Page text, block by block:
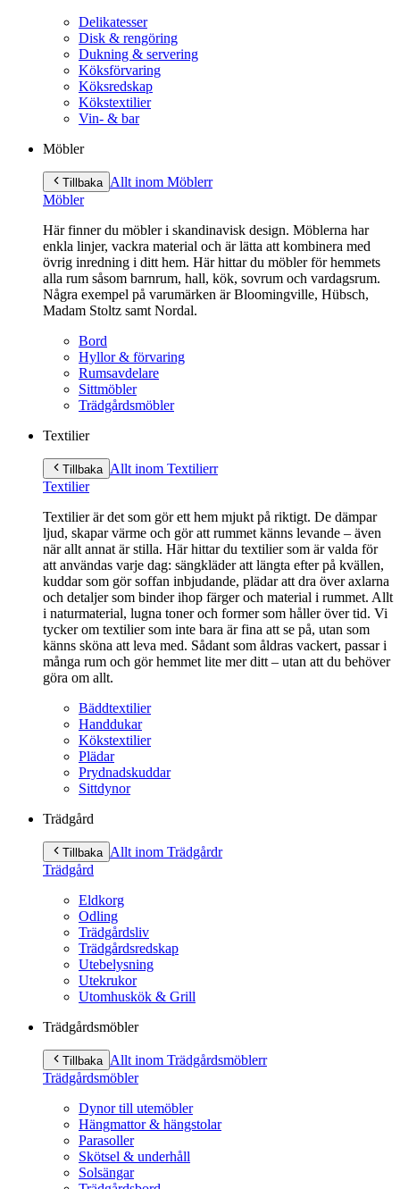
Delikatesser
Disk & rengöring
Dukning & servering
Köksförvaring
Köksredskap
Kökstextilier
Vin- & bar
Möbler
Tillbaka Allt inom Möblerr
Möbler
Här finner du möbler i skandinavisk design. Möblerna har
enkla linjer, vackra material och är lätta att kombinera med
övrig inredning i ditt hem. Här hittar du möbler för hemmets
alla rum såsom barnrum, hall, kök, sovrum och vardagsrum.
Några exempel på varumärken är Bloomingville, Hübsch,
Madam Stoltz samt Nordal.
Bord
Hyllor & förvaring
Rumsavdelare
Sittmöbler
Trädgårdsmöbler
Textilier
Tillbaka Allt inom Textilierr
Textilier
Textilier är det som gör ett hem mjukt på riktigt. De dämpar
ljud, skapar värme och gör att rummet känns levande – även
när allt annat är stilla. Här hittar du textilier som är valda för
att användas varje dag: sängkläder att längta efter på kvällen,
kuddar som gör soffan inbjudande, plädar att dra över axlarna
och detaljer som binder ihop färger och material i rummet. Allt
i naturmaterial, lugna toner och former som håller över tid. Vi
tycker om textilier som inte bara är fina att se på, utan som
känns sköna att leva med. Sådant som åldras vackert, passar i
många rum och gör hemmet lite mer ditt – utan att du behöver
göra om allt.
Bäddtextilier
Handdukar
Kökstextilier
Plädar
Prydnadskuddar
Sittdynor
Trädgård
Tillbaka Allt inom Trädgårdr
Trädgård
Eldkorg
Odling
Trädgårdsliv
Trädgårdsredskap
Utebelysning
Utekrukor
Utomhuskök & Grill
Trädgårdsmöbler
Tillbaka Allt inom Trädgårdsmöblerr
Trädgårdsmöbler
Dynor till utemöbler
Hängmattor & hängstolar
Parasoller
Skötsel & underhåll
Solsängar